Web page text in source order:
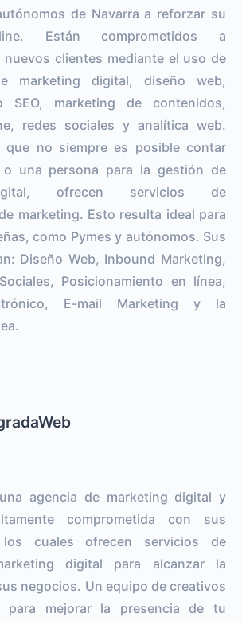
de Navarra a reforzar su
Están comprometidos a
clientes mediante el uso de
marketing digital, diseño web,
SEO, marketing de contenidos,
redes sociales y analítica web.
que no siempre es posible contar
una persona para la gestión de
ofrecen servicios de
marketing. Esto resulta ideal para
como Pymes y autónomos. Sus
Diseño Web, Inbound Marketing,
Posicionamiento en línea,
E-mail Marketing y la
agencia de marketing digital y
comprometida con sus
cuales ofrecen servicios de
digital para alcanzar la
negocios. Un equipo de creativos
para mejorar la presencia de tu